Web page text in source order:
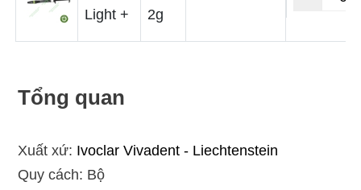
Light +
2g
Tổng quan
Xuất xứ: Ivoclar Vivadent - Liechtenstein
Quy cách: Bộ